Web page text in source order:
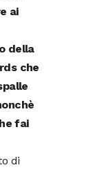
ai
della
che
fai
di